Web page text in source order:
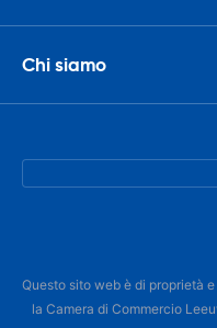
Chi siamo
Questo sito web è di proprietà
la Camera di Commercio